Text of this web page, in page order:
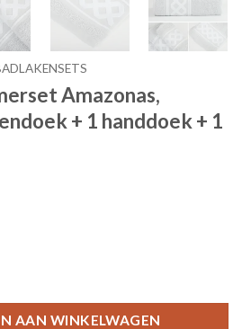
Amazonas,
+ 1 handdoek + 1
AAN WINKELWAGEN